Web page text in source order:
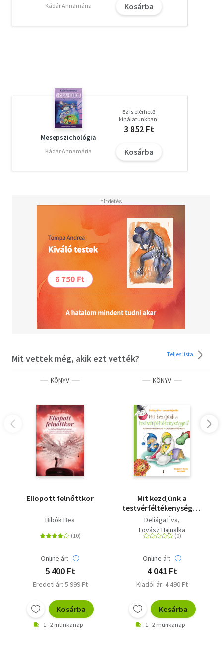
Kádár Annamária Kosárba
Mesepszichológia
Kádár Annamária
Ez is elérhető
kínálatunkban:
3 852 Ft
Kosárba
Mit vettek még, akik ezt vették? Teljes lista
KÖNYV
Ellopott felnőttkor
Bibók Bea
Online ár:
5 400 Ft
Eredeti ár: 5 999 Ft
Kosárba
1 - 2 munkanap
KÖNYV
Mit kezdjünk a
testvérféltékenységgel?
- Pszichológiai
útmutató +
kapcsolatjavító mesék
Deliága Éva
Lovász Hajnalka
Online ár:
4 041 Ft
Kiadói ár: 4 490 Ft
Kosárba
1 - 2 munkanap